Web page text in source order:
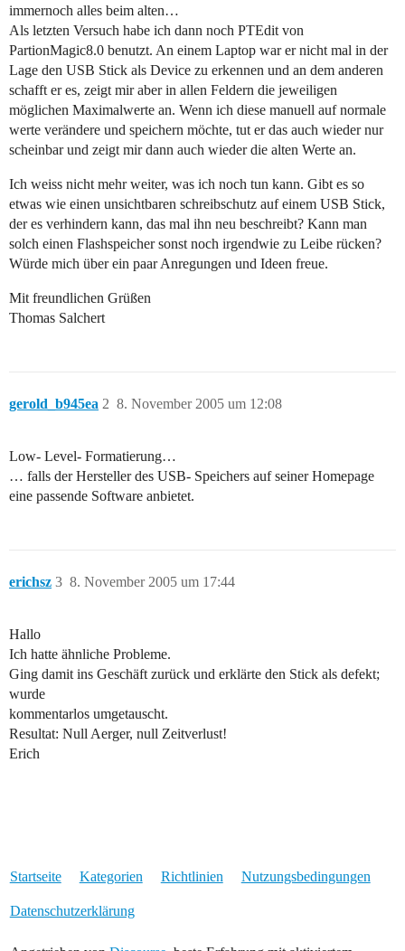
immernoch alles beim alten…
Als letzten Versuch habe ich dann noch PTEdit von
PartionMagic8.0 benutzt. An einem Laptop war er nicht mal in der
Lage den USB Stick als Device zu erkennen und an dem anderen
schafft er es, zeigt mir aber in allen Feldern die jeweiligen
möglichen Maximalwerte an. Wenn ich diese manuell auf normale
werte verändere und speichern möchte, tut er das auch wieder nur
scheinbar und zeigt mir dann auch wieder die alten Werte an.
Ich weiss nicht mehr weiter, was ich noch tun kann. Gibt es so
etwas wie einen unsichtbaren schreibschutz auf einem USB Stick,
der es verhindern kann, das mal ihn neu beschreibt? Kann man
solch einen Flashspeicher sonst noch irgendwie zu Leibe rücken?
Würde mich über ein paar Anregungen und Ideen freue.
Mit freundlichen Grüßen
Thomas Salchert
gerold_b945ea 8. November 2005 um 12:08
2
Low- Level- Formatierung…
… falls der Hersteller des USB- Speichers auf seiner Homepage
eine passende Software anbietet.
erichsz 8. November 2005 um 17:44
3
Hallo
Ich hatte ähnliche Probleme.
Ging damit ins Geschäft zurück und erklärte den Stick als defekt;
wurde
kommentarlos umgetauscht.
Resultat: Null Aerger, null Zeitverlust!
Erich
Startseite Kategorien Richtlinien Nutzungsbedingungen
Datenschutzerklärung